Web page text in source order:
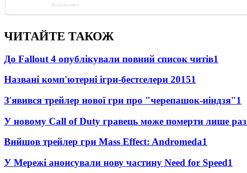
ЧИТАЙТЕ ТАКОЖ
До Fallout 4 опублікували повний список читів1
Названі комп'ютерні ігри-бестселери 20151
З'явився трейлер нової гри про "черепашок-ніндзя"1
У новому Call of Duty гравець може померти лише раз
Вийшов трейлер гри Mass Effect: Andromeda1
У Мережі анонсували нову частину Need for Speed1